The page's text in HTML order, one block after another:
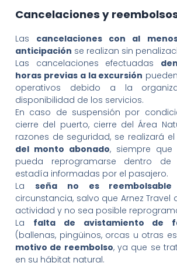
Cancelaciones y
Las cancelaciones con al
anticipación se realizan sin
Las cancelaciones efectuadas
horas previas a la excursión
operativos debido a la
disponibilidad de los servicios.
En caso de suspensión por
cierre del puerto, cierre del Área
razones de seguridad, se realizará el
del monto abonado, siempre que
pueda reprogramarse dentro
estadía informadas por el pasajero.
La seña no es reembolsable
circunstancia, salvo que Arnez
actividad y no sea posible
La falta de avistamiento de
(ballenas, pingüinos, orcas u otras
motivo de reembolso, ya que se
en su hábitat natural.